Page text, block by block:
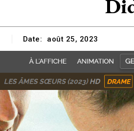
Date: août 25, 2023